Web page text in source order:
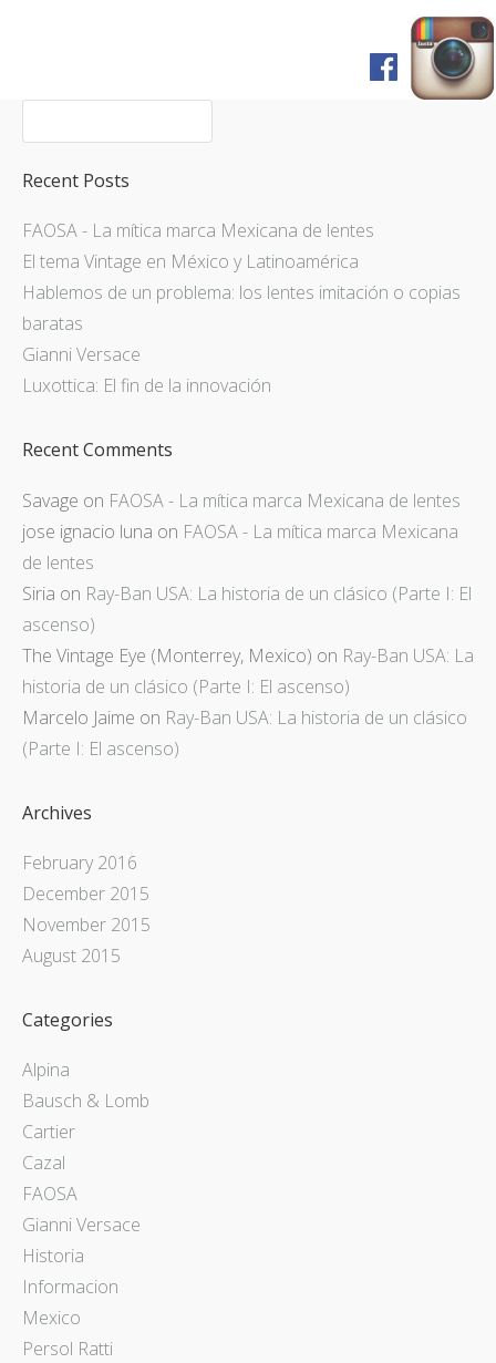
Home
FAQ
Servicios
Prensa
Recent Posts
FAOSA - La mítica marca Mexicana de lentes
El tema Vintage en México y Latinoamérica
Hablemos de un problema: los lentes imitación o copias
baratas
Gianni Versace
Luxottica: El fin de la innovación
Recent Comments
Savage on FAOSA - La mítica marca Mexicana de lentes
jose ignacio luna on FAOSA - La mítica marca Mexicana
de lentes
Siria on Ray-Ban USA: La historia de un clásico (Parte I: El
ascenso)
The Vintage Eye (Monterrey, Mexico) on Ray-Ban USA: La
historia de un clásico (Parte I: El ascenso)
Marcelo Jaime on Ray-Ban USA: La historia de un clásico
(Parte I: El ascenso)
Archives
February 2016
December 2015
November 2015
August 2015
Categories
Alpina
Bausch & Lomb
Cartier
Cazal
FAOSA
Gianni Versace
Historia
Informacion
Mexico
Persol Ratti